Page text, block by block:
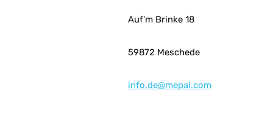
Auf'm Brinke 18
59872 Meschede
info.de@mepal.com